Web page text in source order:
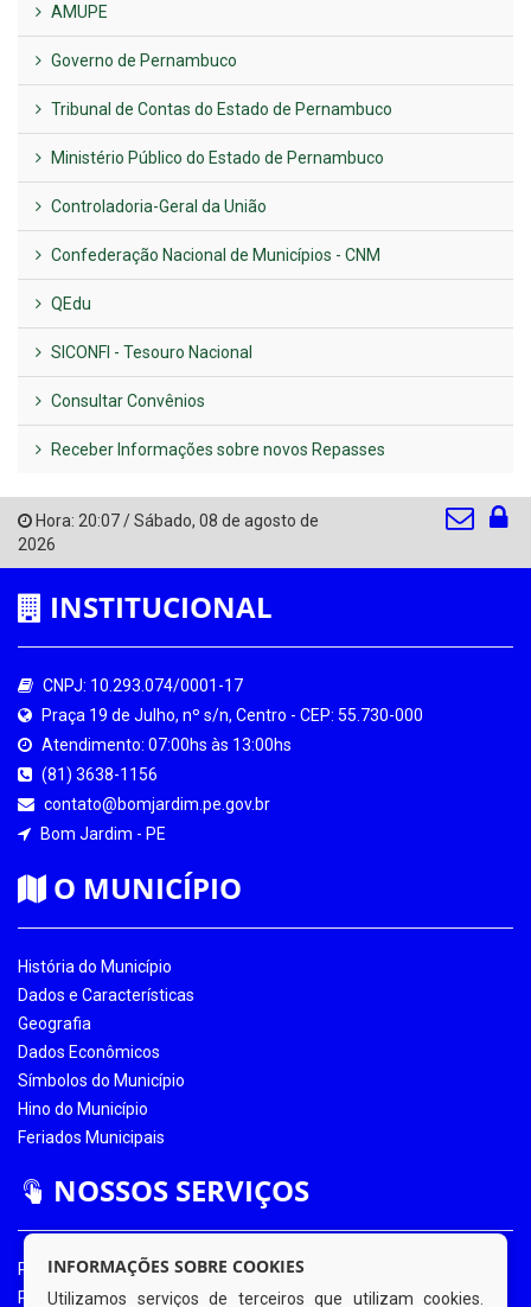
AMUPE
Governo de Pernambuco
Tribunal de Contas do Estado de Pernambuco
Ministério Público do Estado de Pernambuco
Controladoria-Geral da União
Confederação Nacional de Municípios - CNM
QEdu
SICONFI - Tesouro Nacional
Consultar Convênios
Receber Informações sobre novos Repasses
Hora: 20:07/Sábado, 08 de agosto de
2026
INSTITUCIONAL
CNPJ: 10.293.074/0001-17
Praça 19 de Julho, nº s/n, Centro - CEP: 55.730-000
Atendimento: 07:00hs às 13:00hs
(81) 3638-1156
contato@bomjardim.pe.gov.br
Bom Jardim - PE
O MUNICÍPIO
História do Município
Dados e Características
Geografia
Dados Econômicos
Símbolos do Município
Hino do Município
Feriados Municipais
NOSSOS SERVIÇOS
Portal da Transparência
Portal da Transparência COVID-19
INFORMAÇÕES SOBRE COOKIES
Utilizamos serviços de terceiros que utilizam cookies.